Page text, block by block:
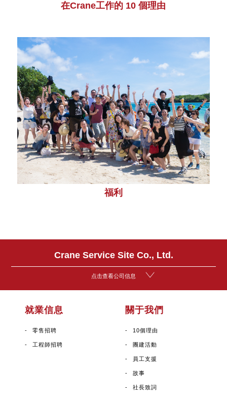
在Crane工作的 10 個理由
福利
Crane Service Site Co., Ltd.
点击查看公司信息
就業信息
零售招聘
工程師招聘
關于我們
10個理由
團建活動
員工支援
故事
社長致詞